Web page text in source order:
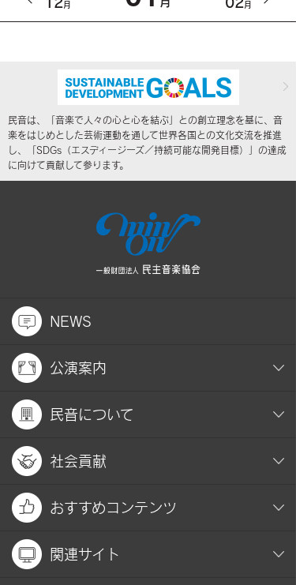
月 月
民音は、「音楽で人々の心と心を結ぶ」との創立理念を基に、音
楽をはじめとした芸術運動を通して世界各国との文化交流を推進
し、「SDGs（エスディージーズ／持続可能な開発目標）」の達成
に向けて貢献して参ります。
NEWS
公演案内
民音について
社会貢献
おすすめコンテンツ
関連サイト